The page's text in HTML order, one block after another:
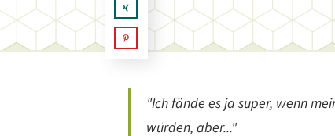
"Ich fände es ja super, wenn
würden, aber..."